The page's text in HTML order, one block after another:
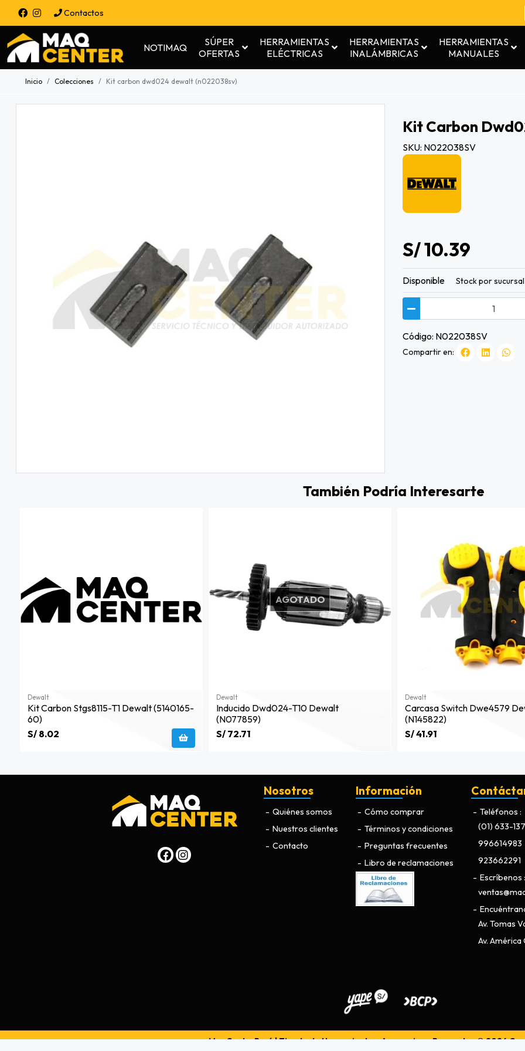
Contactos
NOTIMAQ
SÚPER
OFERTAS
HERRAMIENTAS
ELÉCTRICAS
HERRAMIENTAS
INALÁMBRICAS
HERRAMIENTAS
MANUALES
Inicio Colecciones Kit carbon dwd024 dewalt (n022038sv)
Kit Carbon
SKU: N022038SV
S/ 10.39
Disponible Stock por sucursal
Código: N022038SV
Compartir en:
También Podría Interesarte
Dewalt
Kit Carbon Stgs8115-T1 Dewalt (5140165-
60)
S/ 8.02
AGOTADO
Dewalt
Inducido Dwd024-T10 Dewalt
(n077859)
S/ 72.71
Dewalt
Carcasa Switch Dwe4579
(n145822)
S/ 41.91
Nosotros
Quiénes somos
Nuestros clientes
Contacto
Información
Cómo comprar
Términos y condiciones
Preguntas frecuentes
Libro de reclamaciones
Teléfonos
(01) 633-
996614983
923662291
Escríbenos
Av. Tomas
Av. América
MaqCenterPerú | Tienda de Herramientas, Accesorios y Repuestos © 2026